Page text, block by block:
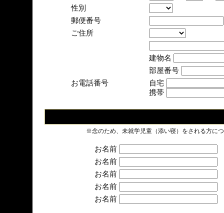
性別
郵便番号
ご住所
建物名
部屋番号
お電話番号
自宅
携帯
※念のため、未就学児童（添い寝）をされる方に
お名前
お名前
お名前
お名前
お名前